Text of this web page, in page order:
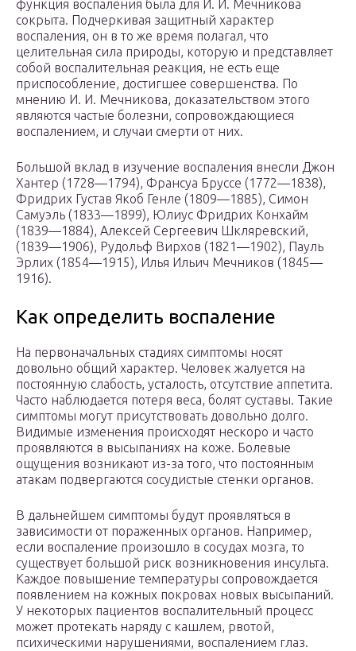
функция воспаления была для И. И. Мечникова
сокрыта. Подчеркивая защитный характер
воспаления, он в то же время полагал, что
целительная сила природы, которую и представляет
собой воспалительная реакция, не есть еще
приспособление, достигшее совершенства. По
мнению И. И. Мечникова, доказательством этого
являются частые болезни, сопровождающиеся
воспалением, и случаи смерти от них.
Большой вклад в изучение воспаления внесли Джон
Хантер (1728—1794), Франсуа Бруссе (1772—1838),
Фридрих Густав Якоб Генле (1809—1885), Симон
Самуэль (1833—1899), Юлиус Фридрих Конхайм
(1839—1884), Алексей Сергеевич Шкляревский,
(1839—1906), Рудольф Вирхов (1821—1902), Пауль
Эрлих (1854—1915), Илья Ильич Мечников (1845—
1916).
Как определить воспаление
На первоначальных стадиях симптомы носят
довольно общий характер. Человек жалуется на
постоянную слабость, усталость, отсутствие аппетита.
Часто наблюдается потеря веса, болят суставы. Такие
симптомы могут присутствовать довольно долго.
Видимые изменения происходят нескоро и часто
проявляются в высыпаниях на коже. Болевые
ощущения возникают из-за того, что постоянным
атакам подвергаются сосудистые стенки органов.
В дальнейшем симптомы будут проявляться в
зависимости от пораженных органов. Например,
если воспаление произошло в сосудах мозга, то
существует большой риск возникновения инсульта.
Каждое повышение температуры сопровождается
появлением на кожных покровах новых высыпаний.
У некоторых пациентов воспалительный процесс
может протекать наряду с кашлем, рвотой,
психическими нарушениями, воспалением глаз.